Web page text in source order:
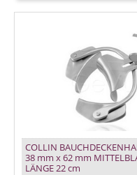
COLLIN
38 mm x 62 mm
LÄNGE 22 cm